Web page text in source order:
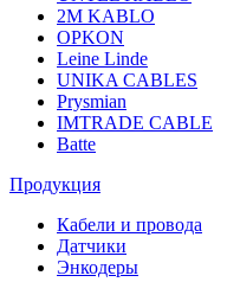
2M KABLO
OPKON
Leine Linde
UNIKA CABLES
Prysmian
IMTRADE CABLE
Batte
Продукция
Кабели и провода
Датчики
Энкодеры